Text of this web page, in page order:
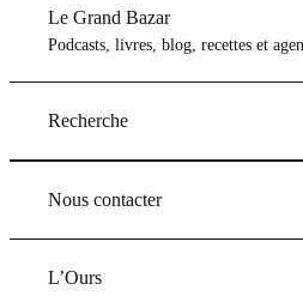
Le Grand Bazar
Podcasts, livres, blog, recettes et
Recherche
Nous contacter
L’Ours